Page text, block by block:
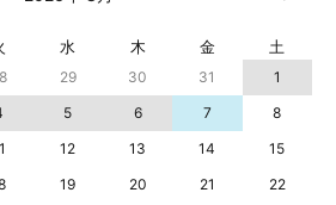
水 木 金 土
29 30 31
1
5 6 7
8
12 13 14
15
19 20 21
22